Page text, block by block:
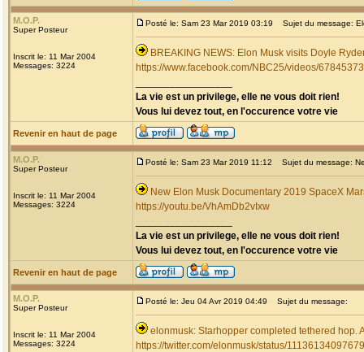
M.O.P.
Super Posteur
Inscrit le: 11 Mar 2004
Messages: 3224
Posté le: Sam 23 Mar 2019 03:19 Sujet du message:
BREAKING NEWS: Elon Musk visits Doyle
https://www.facebook.com/NBC25/videos/
La vie est un privilege, elle ne vous doit rien!
Vous lui devez tout, en l'occurence votre vie
Revenir en haut de page
M.O.P.
Super Posteur
Inscrit le: 11 Mar 2004
Messages: 3224
Posté le: Sam 23 Mar 2019 11:12 Sujet du message:
New Elon Musk Documentary 2019 SpaceX
https://youtu.be/VhAmDb2vIxw
La vie est un privilege, elle ne vous doit rien!
Vous lui devez tout, en l'occurence votre vie
Revenir en haut de page
M.O.P.
Super Posteur
Inscrit le: 11 Mar 2004
Messages: 3224
Posté le: Jeu 04 Avr 2019 04:49 Sujet du message:
elonmusk: Starhopper completed tethered hop.
https://twitter.com/elonmusk/status/